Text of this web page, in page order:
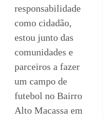
responsabilidade
como cidadão,
estou junto das
comunidades e
parceiros a fazer
um campo de
futebol no Bairro
Alto Macassa em